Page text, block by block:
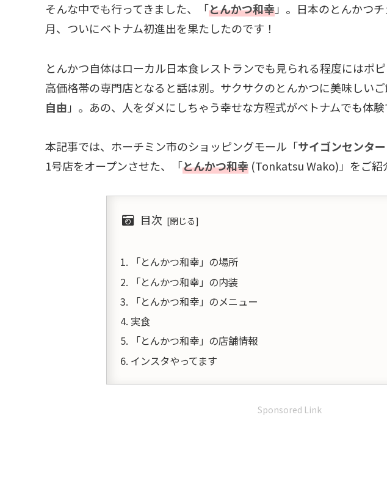
そんな中でも行ってきました、「とんかつ和幸」。日本のとんかつ
月、ついにベトナム初進出を果たしたのです！
とんかつ自体はローカル日本食レストランでも見られる程度にはポ
高価格帯の専門店となると話は別。サクサクのとんかつに美味しい
自由 」。あの、人をダメにしちゃう幸せな方程式がベトナムでも体
本記事では、ホーチミン市のショッピングモール「サイゴンセンター
1号店をオープンさせた、「とんかつ和幸 (Tonkatsu Wako)」をご紹
目次
「とんかつ和幸」の場所
「とんかつ和幸」の内装
「とんかつ和幸」のメニュー
実食
「とんかつ和幸」の店舗情報
インスタやってます
Sponsored Link